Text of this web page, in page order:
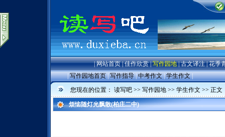
|网站首页|佳作欣赏|写作园地|古文译注|花季
|写作园地首页|写作指导|中考作文|学生作文|
您现在的位置： 读写吧 >> 写作园地 >> 学生作文 >> 正文
烦恼随灯光飘散(柏庄二中)